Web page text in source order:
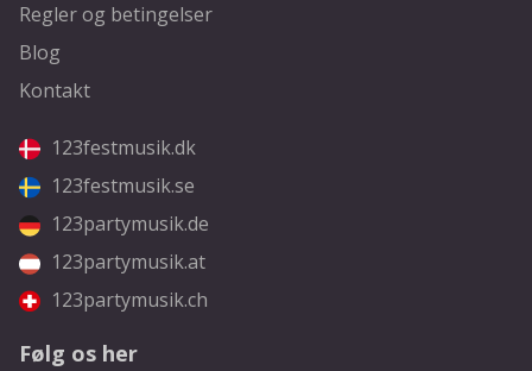
Regler og betingelser
Blog
Kontakt
123festmusik.dk
123festmusik.se
123partymusik.de
123partymusik.at
123partymusik.ch
Følg os her